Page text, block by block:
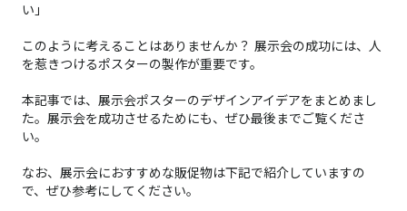
い」
このように考えることはありませんか？ ​​​​​​​展示会の成功には、人
を惹きつけるポスターの製作が重要です。
本記事では、展示会ポスターのデザインアイデアをまとめまし
た。展示会を成功させるためにも、ぜひ最後までご覧くださ
い。
なお、展示会におすすめな販促物は下記で紹介していますの
で、ぜひ参考にしてください。​​​​​​​​​​​​​​​​​​​​​​​​​​​​​​​​​​​